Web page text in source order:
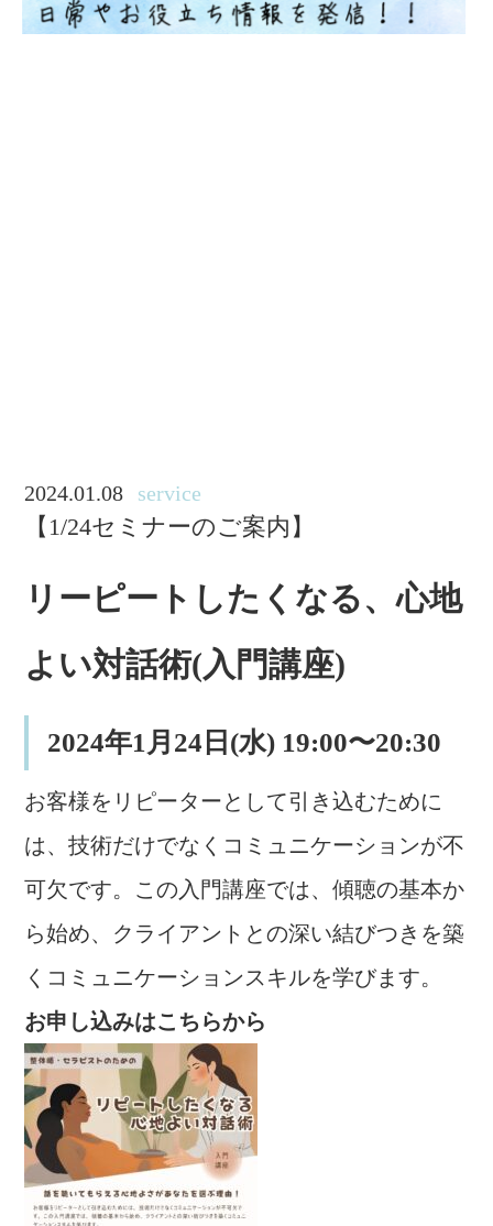
2024.01.08 service
【1/24セミナーのご案内】
リーピートしたくなる、心地
よい対話術(入門講座)
2024年1月24日(水) 19:00〜20:30
お客様をリピーターとして引き込むために
は、技術だけでなくコミュニケーションが不
可欠です。この入門講座では、傾聴の基本か
ら始め、クライアントとの深い結びつきを築
くコミュニケーションスキルを学びます。
お申し込みはこちらから